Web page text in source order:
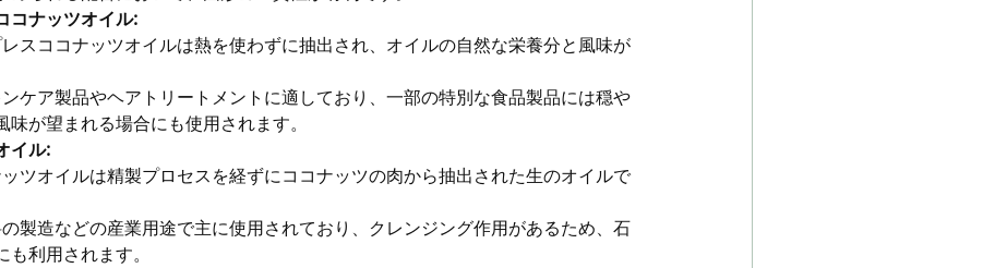
コナッツオイル:
スココナッツオイルは熱を使わずに抽出され、オイルの自然な栄養分と風味が
ケア製品やヘアトリートメントに適しており、一部の特別な食品製品には穏や
が望まれる場合にも使用されます。
イル:
ツオイルは精製プロセスを経ずにココナッツの肉から抽出された生のオイルで
製造などの産業用途で主に使用されており、クレンジング作用があるため、石
利用されます。